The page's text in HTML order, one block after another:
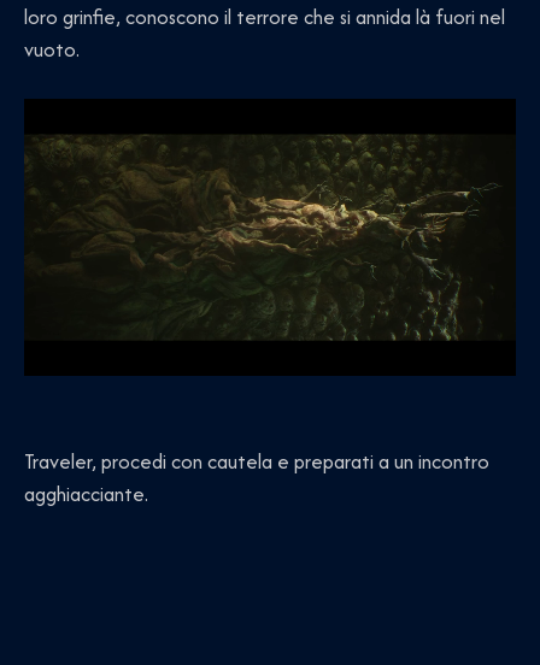
loro grinfie, conoscono il terrore che si annida là fuori nel
vuoto.
Traveler, procedi con cautela e preparati a un incontro
agghiacciante.